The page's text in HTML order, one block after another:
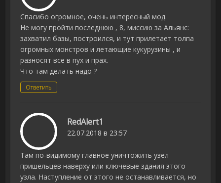
Спасибо огромное, очень интересный мод.
Не могу пройти последнюю , 8, миссию за Альянс:
захватил базы, построился, и тут прилетает толпа
огромных монстров и летающие кукурузины , и
разносят все в пух и прах.
Что там делать надо ?
Ответить
RedAlert1
22.07.2018 в 23:57
Там по-видимому главное уничтожить узел
пришельцев наверху или ключевые здания этого
узла. Наступление от этого не останавливается, но